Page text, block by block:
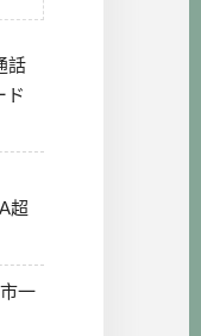
話
ド
超
一